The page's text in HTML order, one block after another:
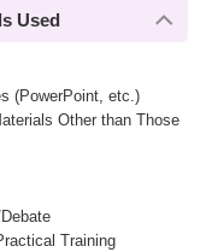
Used
(PowerPoint, etc.)
Other than Those
Training